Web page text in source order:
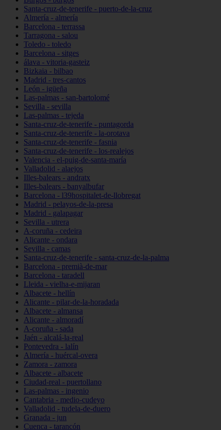
Santa-cruz-de-tenerife - puerto-de-la-cruz
Almería - almería
Barcelona - terrassa
Tarragona - salou
Toledo - toledo
Barcelona - sitges
álava - vitoria-gasteiz
Bizkaia - bilbao
Madrid - tres-cantos
León - igüeña
Las-palmas - san-bartolomé
Sevilla - sevilla
Las-palmas - tejeda
Santa-cruz-de-tenerife - puntagorda
Santa-cruz-de-tenerife - la-orotava
Santa-cruz-de-tenerife - fasnia
Santa-cruz-de-tenerife - los-realejos
Valencia - el-puig-de-santa-maría
Valladolid - alaejos
Illes-balears - andratx
Illes-balears - banyalbufar
Barcelona - l39hospitalet-de-llobregat
Madrid - pelayos-de-la-presa
Madrid - galapagar
Sevilla - utrera
A-coruña - cedeira
Alicante - ondara
Sevilla - camas
Santa-cruz-de-tenerife - santa-cruz-de-la-palma
Barcelona - premià-de-mar
Barcelona - taradell
Lleida - vielha-e-mijaran
Albacete - hellín
Alicante - pilar-de-la-horadada
Albacete - almansa
Alicante - almoradí
A-coruña - sada
Jaén - alcalá-la-real
Pontevedra - lalín
Almería - huércal-overa
Zamora - zamora
Albacete - albacete
Ciudad-real - puertollano
Las-palmas - ingenio
Cantabria - medio-cudeyo
Valladolid - tudela-de-duero
Granada - jun
Cuenca - tarancón